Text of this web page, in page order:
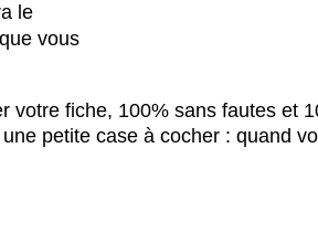
le
vous
votre fiche, 100% sans fautes et
petite case à cocher : quand